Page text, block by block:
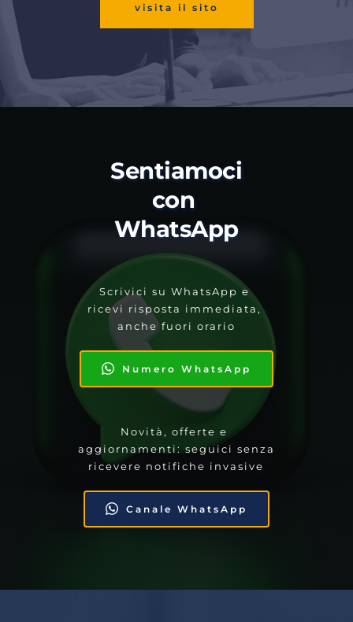
visita il sito
Sentiamoci
con
WhatsApp
Scrivici su WhatsApp e
ricevi risposta immediata,
anche fuori orario
Numero WhatsApp
Novità, offerte e
aggiornamenti: seguici senza
ricevere notifiche invasive
Canale WhatsApp